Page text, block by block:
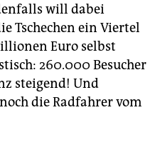
will dabei
Tschechen ein Viertel
Euro selbst
260.000 Besucher
steigend! Und
die Radfahrer vom